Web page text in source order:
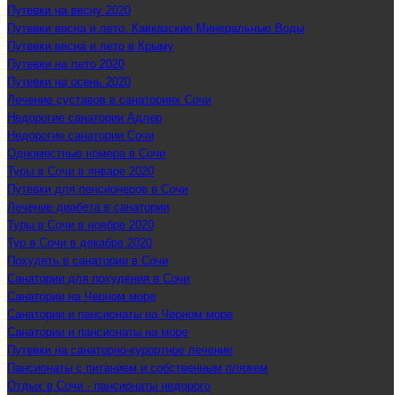
Путевки на весну 2020
Путевки весна и лето. Кавказские Минеральные Воды
Путевки весна и лето в Крыму
Путевки на лето 2020
Путевки на осень 2020
Лечение суставов в санаториях Сочи
Недорогие санатории Адлер
Недорогие санатории Сочи
Одноместные номера в Сочи
Туры в Сочи в январе 2020
Путевки для пенсионеров в Сочи
Лечение диабета в санатории
Туры в Сочи в ноябре 2020
Тур в Сочи в декабре 2020
Похудеть в санатории в Сочи
Санатории для похудения в Сочи
Санатории на Черном море
Санатории и пансионаты на Черном море
Санатории и пансионаты на море
Путевки на санаторно-курортное лечение
Пансионаты с питанием и собственным пляжем
Отдых в Сочи - пансионаты недорого